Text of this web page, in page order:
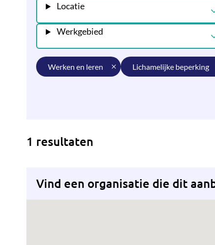
Locatie
Werkgebied
werken en leren lichamelijke beperking
1 resultaten
Vind een organisatie die dit